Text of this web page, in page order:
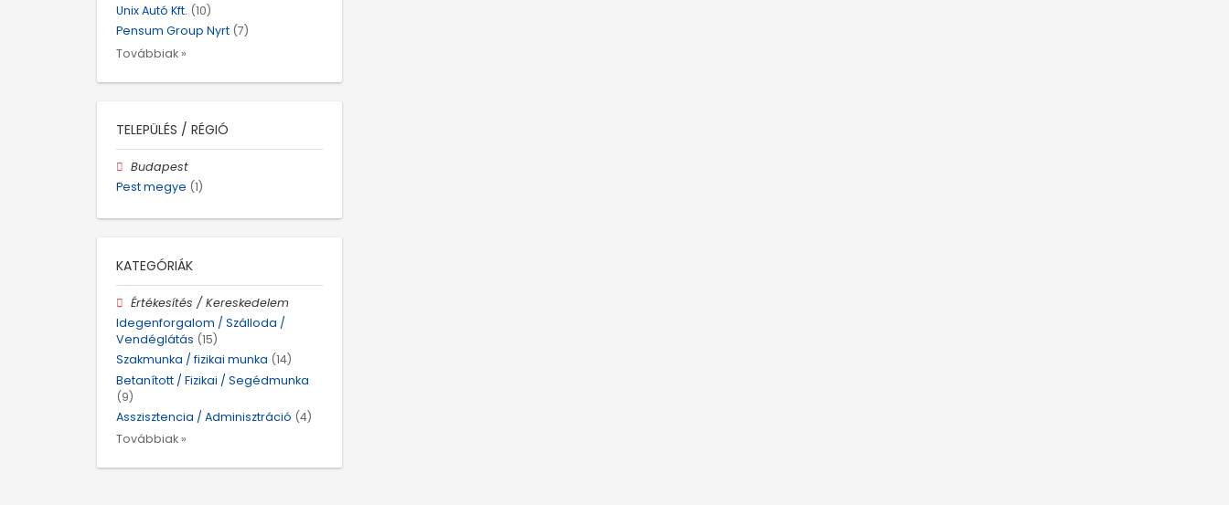
Unix Autó Kft. (10)
Pensum Group Nyrt (7)
Továbbiak »
TELEPÜLÉS / RÉGIÓ
Budapest
Pest megye (1)
KATEGÓRIÁK
Értékesítés / Kereskedelem
Idegenforgalom / Szálloda /
Vendéglátás (15)
Szakmunka / fizikai munka (14)
Betanított / Fizikai / Segédmunka
(9)
Asszisztencia / Adminisztráció (4)
Továbbiak »